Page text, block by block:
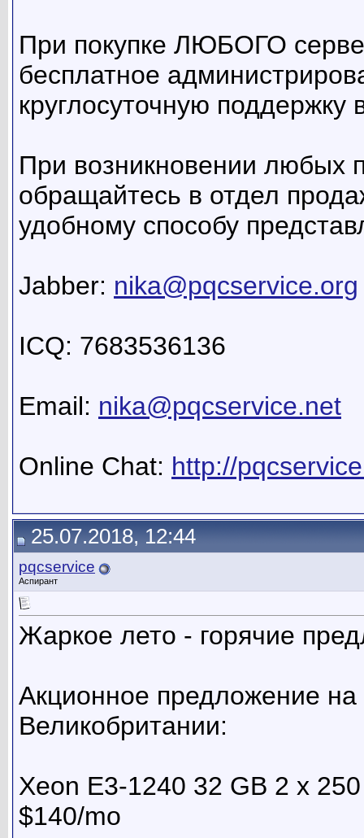
При покупке ЛЮБОГО
бесплатное
круглосуточную
При возникновении любых
обращайтесь в отдел
удобному способу
Jabber: nika@pqcservice.org
ICQ: 7683536136
Email: nika@pqcservice.net
Online Chat: http://
25.07.2018, 12:44
pqcservice
Аспирант
Жаркое лето - горячие
Акционное предложение
Великобритании:
Xeon E3-1240 32 GB 2 x
$140/mo